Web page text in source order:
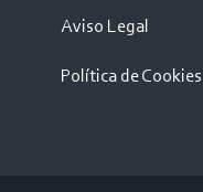
Aviso Legal
Política de Cookies